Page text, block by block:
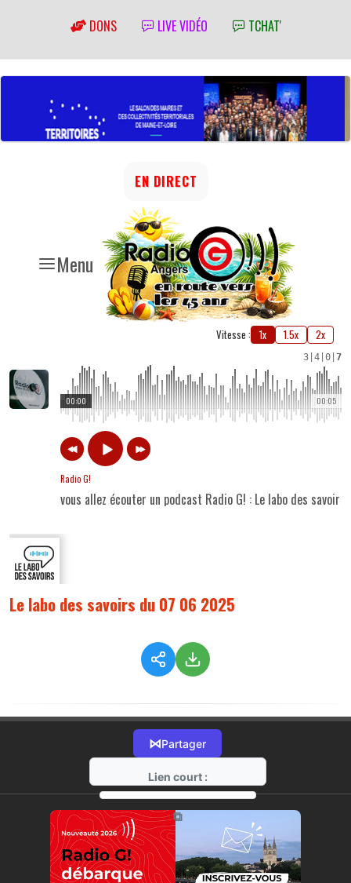
DONS LIVE VIDÉO TCHAT'
Menu
EN DIRECT
Vitesse : 1x 1.5x 2x
3 4 0 7
00:05
00:00
Radio G!
vous allez écouter un podcast Radio G! : Le labo des
Le labo des savoirs du 07 06 2025
⋈Partager
Lien court :
https://radio-g.fr?17877
⧉